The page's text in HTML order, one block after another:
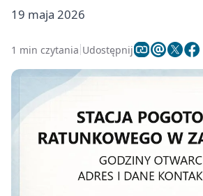
19 maja 2026
1 min czytania Udostępnij